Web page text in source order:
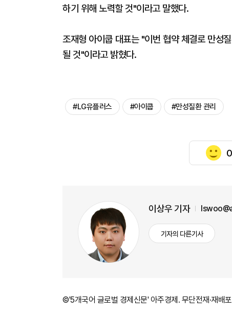
하기 위해 노력할 것"이라고 말했다.
조재형 아이쿱 대표는 "이번 협약 체결로 만성
될 것"이라고 밝혔다.
#LG유플러스 #아이쿱 #만성질환 관리
0
이상우 기자
기자의 다른기사
©'5개국어 글로벌 경제신문' 아주경제. 무단전재·재배